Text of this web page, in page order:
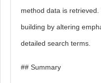
method data is
building by altering
detailed search terms.
## Summary